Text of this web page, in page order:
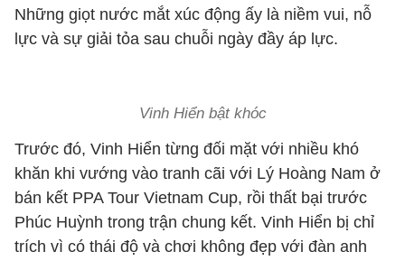
Những giọt nước mắt xúc động ấy là niềm vui, nỗ
lực và sự giải tỏa sau chuỗi ngày đầy áp lực.
Vinh Hiển bật khóc
Trước đó, Vinh Hiển từng đối mặt với nhiều khó
khăn khi vướng vào tranh cãi với Lý Hoàng Nam ở
bán kết PPA Tour Vietnam Cup, rồi thất bại trước
Phúc Huỳnh trong trận chung kết. Vinh Hiển bị chỉ
trích vì có thái độ và chơi không đẹp với đàn anh